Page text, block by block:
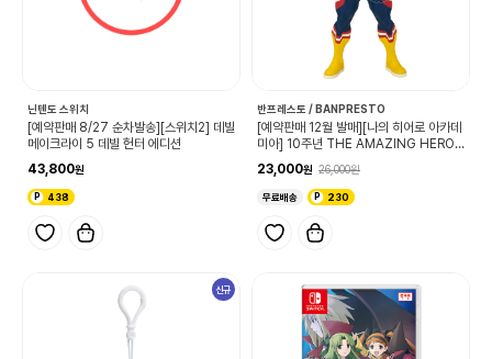
닌텐도 스위치
[예약판매 8/27 순차발송][스위치2] 데빌
메이크라이 5 데빌 헌터 에디션
43,800
438
반프레스토 / BANPRESTO
[예약판매 12월 발매][나의 히어로 아카데
미아] 10주년 THE AMAZING HEROE
23,000 26,000
무료배송 230
신규